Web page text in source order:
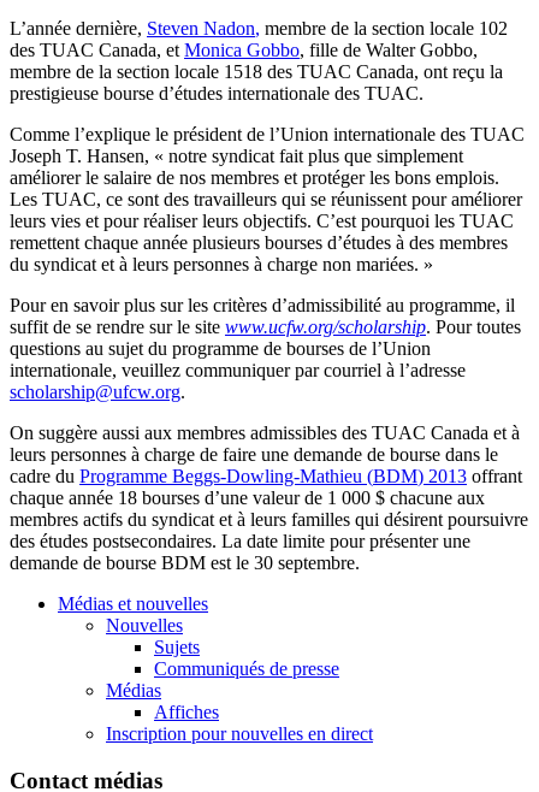
L’année dernière, Steven Nadon, membre de la section locale 102
des TUAC Canada, et Monica Gobbo, fille de WalterGobbo,
membre de la section locale 1518 des TUAC Canada, ont reçu la
prestigieuse bourse d’études internationale des TUAC.
Comme l’explique le président de l’Union internationale des TUAC
Joseph T. Hansen, « notre syndicat fait plus que simplement
améliorerle salaire de nos membres et protégerles bons emplois.
Les TUAC, ce sont des travailleurs qui se réunissent pouraméliorer
leurs vies et pourréaliser leurs objectifs. C’est pourquoi les TUAC
remettent chaque année plusieurs bourses d’études à des membres
du syndicat et à leurs personnes à charge non mariées. »
Pour en savoir plus surles critères d’admissibilité au programme, il
suffit de se rendre surle site www.ucfw.org/scholarship. Pourtoutes
questions au sujet du programme de bourses de l’Union
internationale, veuillez communiquerparcourriel à l’adresse
scholarship@ufcw.org.
On suggère aussi aux membres admissibles des TUAC Canada et à
leurs personnes à charge de faire une demande de bourse dans le
cadre du Programme Beggs-Dowling-Mathieu (BDM) 2013 offrant
chaque année 18 bourses d’une valeurde 1 000 $ chacune aux
membres actifs du syndicat et à leurs familles qui désirent poursuivre
des études postsecondaires. La date limite pourprésenter une
demande de bourse BDM est le 30 septembre.
Médias et nouvelles
Nouvelles
Sujets
Communiqués de presse
Médias
Affiches
Inscription pour nouvelles en direct
Contact médias